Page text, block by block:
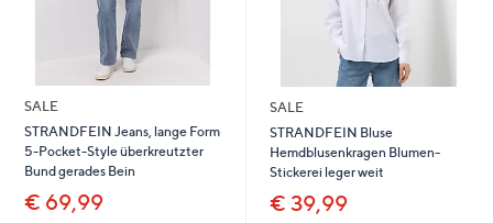
SALE
STRANDFEIN Jeans, lange Form
5-Pocket-Style überkreutzter
Bund gerades Bein
€ 69,99
SALE
STRANDFEIN Bluse
Hemdblusenkragen Blumen-
Stickerei leger weit
€ 39,99